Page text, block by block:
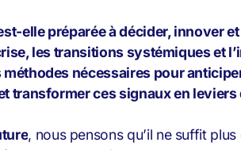
elle préparée à décider, innover
les transitions systémiques et
nécessaires pour
transformer ces signaux en leviers
, nous pensons qu’il ne suffit